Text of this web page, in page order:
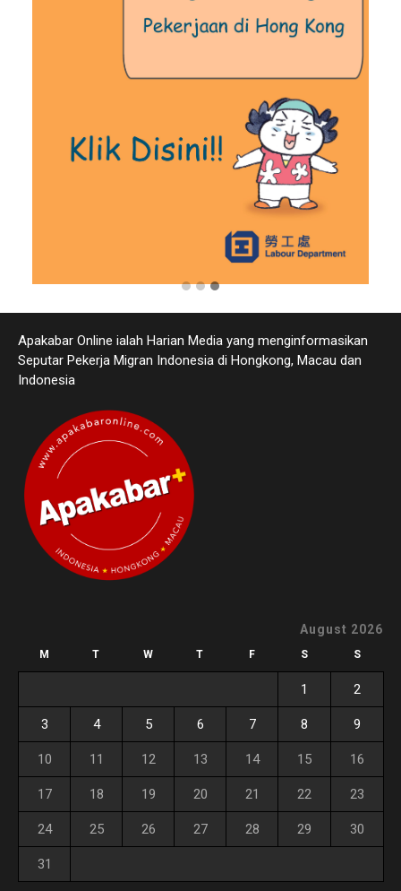
Apakabar Online ialah Harian Media yang menginformasikan
Seputar Pekerja Migran Indonesia di Hongkong, Macau dan
Indonesia
August 2026
M T W T F S S
1 2
3 4 5 6 7 8 9
10 11 12 13 14 15 16
17 18 19 20 21 22 23
24 25 26 27 28 29 30
31